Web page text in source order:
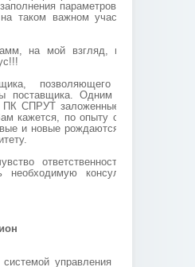
параметров этих шапок. Как
таком важном участке как приемка
на мой взгляд, их в ПК СПРУТ
позволяющего контролировать
поставщика. Одним словом хочется
СПРУТ заложенные в продукте! На
кажется, по опыту скажу, что на это
и новые рождаются идеи, многие из
ответственности персонала по
консультацию, отмечу
управления оптовой, оптово-